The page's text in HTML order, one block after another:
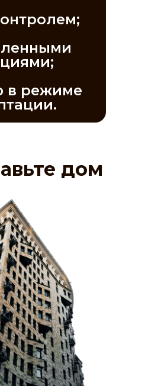
в режиме
дом